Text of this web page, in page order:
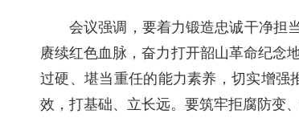
会议强调，要着力锻造忠诚干净担
赓续红色血脉，奋力打开韶山革命纪念
过硬、堪当重任的能力素养，切实增
效，打基础、立长远。要筑牢拒腐防变